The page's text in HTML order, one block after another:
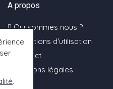
A propos
Qui sommes nous ?
Conditions d'utilisation
Contact
Mentions légales
.